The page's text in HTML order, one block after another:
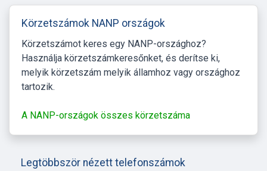
Körzetszámok NANP országok
Körzetszámot keres egy NANP-országhoz?
Használja körzetszámkeresőnket, és derítse ki,
melyik körzetszám melyik államhoz vagy országhoz
tartozik.
A NANP-országok összes körzetszáma
Legtöbbször nézett telefonszámok